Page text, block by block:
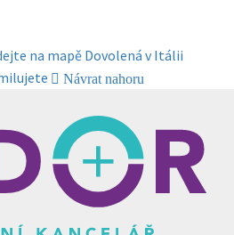
na mapě Dovolená v Itálii
Návrat nahoru